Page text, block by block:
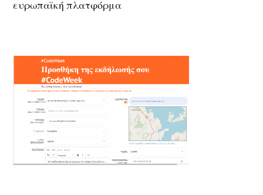
ευρωπαϊκή πλατφόρμα